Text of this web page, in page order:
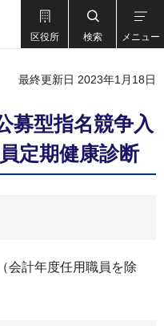
区役所 検索 メニュー
最終更新日 2023年1月18日
募型指名競争⼊
定期健康診断
会計年度任用職員を除